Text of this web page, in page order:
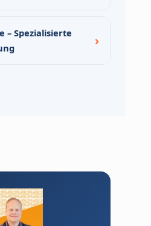
– Spezialisierte